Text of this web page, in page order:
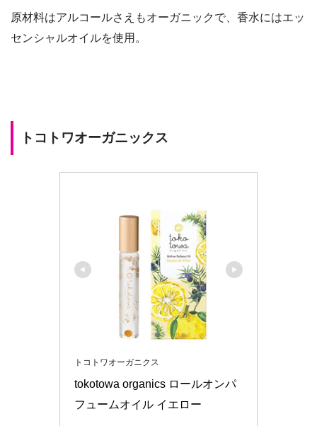
原材料はアルコールさえもオーガニックで、香水にはエッ
センシャルオイルを使用。
トコトワオーガニックス
トコトワオーガニクス
tokotowa organics ロールオンパ
フュームオイル イエロー